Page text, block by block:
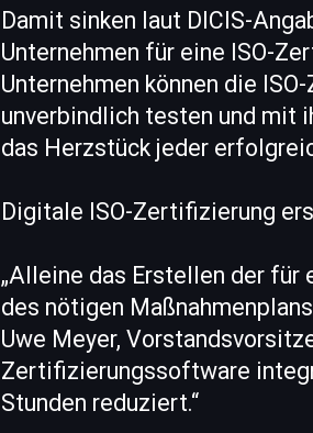
Damit sinken laut DICIS-
Unternehmen für eine ISO-
Unternehmen können die
unverbindlich testen und mit
das Herzstück jeder
Digitale ISO-Zertifizierung
„Alleine das Erstellen der
des nötigen
Uwe Meyer,
Zertifizierungssoftware
Stunden reduziert.“